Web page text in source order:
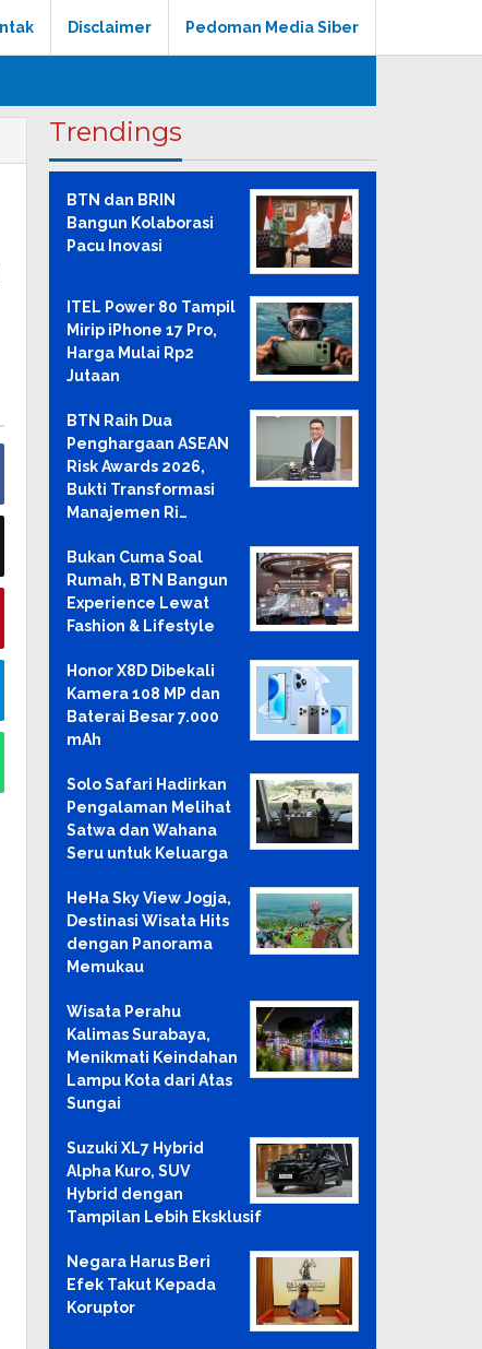
Disclaimer Pedoman Media Siber
Trendings
BTN dan BRIN
Bangun Kolaborasi
Pacu Inovasi
ITEL Power 80 Tampil
Mirip iPhone 17 Pro,
Harga Mulai Rp2
Jutaan
BTN Raih Dua
Penghargaan ASEAN
Risk Awards 2026,
Bukti Transformasi
Manajemen Ri…
Bukan Cuma Soal
Rumah, BTN Bangun
Experience Lewat
Fashion & Lifestyle
Honor X8D Dibekali
Kamera 108 MP dan
Baterai Besar 7.000
mAh
Solo Safari Hadirkan
Pengalaman Melihat
Satwa dan Wahana
Seru untuk Keluarga
HeHa Sky View Jogja,
Destinasi Wisata Hits
dengan Panorama
Memukau
Wisata Perahu
Kalimas Surabaya,
Menikmati Keindahan
Lampu Kota dari Atas
Sungai
Suzuki XL7 Hybrid
Alpha Kuro, SUV
Hybrid dengan
Tampilan Lebih Eksklusif
Negara Harus Beri
Efek Takut Kepada
Koruptor